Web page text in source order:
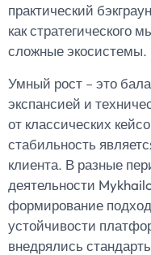
практический
как стратегического
сложные экосистемы.
Умный рост – это
экспансией и
от классических
стабильность
клиента. В разные
деятельности
формирование
устойчивости
внедрялись